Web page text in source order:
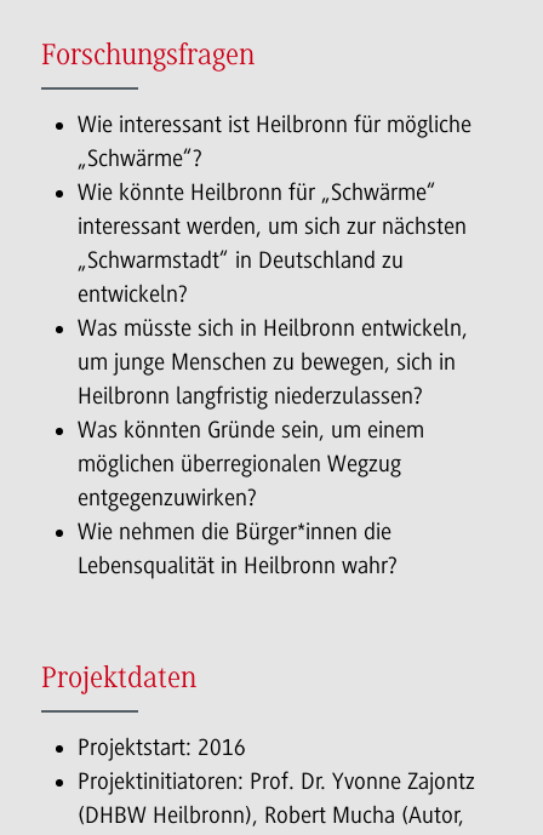
Forschungsfragen
Wie interessant ist Heilbronn für mögliche
„Schwärme“?
Wie könnte Heilbronn für „Schwärme“
interessant werden, um sich zur nächsten
„Schwarmstadt“ in Deutschland zu
entwickeln?
Was müsste sich in Heilbronn entwickeln,
um junge Menschen zu bewegen, sich in
Heilbronn langfristig niederzulassen?
Was könnten Gründe sein, um einem
möglichen überregionalen Wegzug
entgegenzuwirken?
Wie nehmen die Bürger*innen die
Lebensqualität in Heilbronn wahr?
Projektdaten
Projektstart: 2016
Projektinitiatoren: Prof. Dr. Yvonne Zajontz
(DHBW Heilbronn), Robert Mucha (Autor,